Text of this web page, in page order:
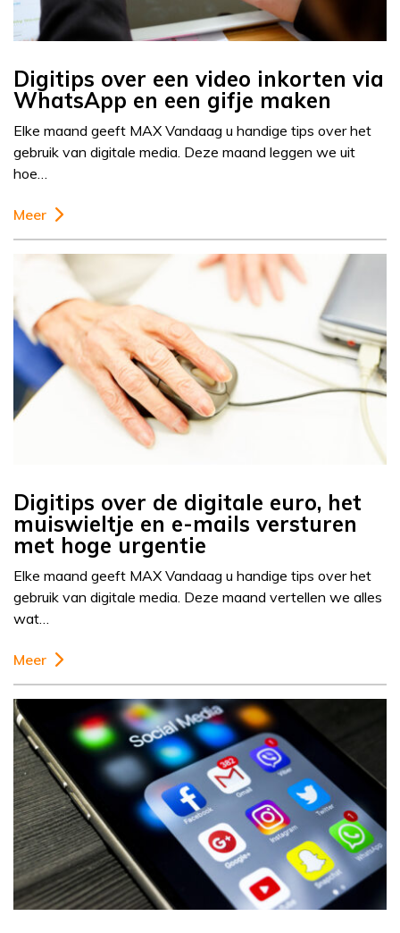
Digitips over een video inkorten via
WhatsApp en een gifje maken
Elke maand geeft MAX Vandaag u handige tips over het
gebruik van digitale media. Deze maand leggen we uit
hoe…
Meer
Digitips over de digitale euro, het
muiswieltje en e-mails versturen
met hoge urgentie
Elke maand geeft MAX Vandaag u handige tips over het
gebruik van digitale media. Deze maand vertellen we alles
wat…
Meer